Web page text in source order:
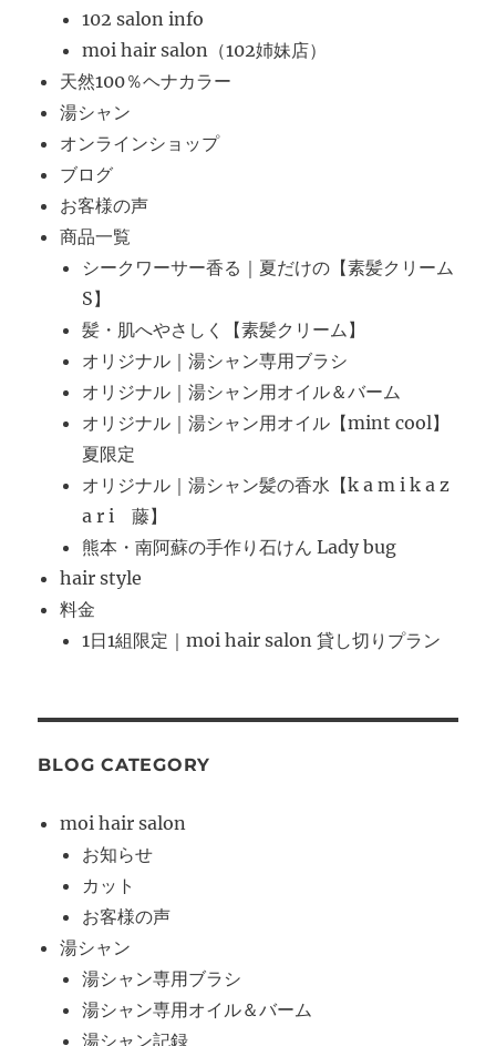
102 salon info
moi hair salon（102姉妹店）
天然100％ヘナカラー
湯シャン
オンラインショップ
ブログ
お客様の声
商品一覧
シークワーサー香る｜夏だけの【素髪クリーム
S】
髪・肌へやさしく【素髪クリーム】
オリジナル｜湯シャン専用ブラシ
オリジナル｜湯シャン用オイル＆バーム
オリジナル｜湯シャン用オイル【mint cool】
夏限定
オリジナル｜湯シャン髪の香水【k a m i k a z
a r i 藤】
熊本・南阿蘇の手作り石けん Lady bug
hair style
料金
1日1組限定｜moi hair salon 貸し切りプラン
BLOG CATEGORY
moi hair salon
お知らせ
カット
お客様の声
湯シャン
湯シャン専用ブラシ
湯シャン専用オイル＆バーム
湯シャン記録